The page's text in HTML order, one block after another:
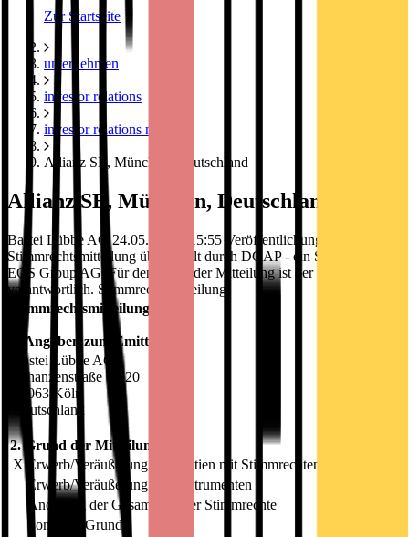
Zur Startseite
unternehmen
investor relations
investor relations news
Allianz SE, München, Deutschland
Allianz SE, München, Deutschland
Bastei Lübbe AG 24.05.2017 / 15:55 Veröffentlichung einer
Stimmrechtsmitteilung übermittelt durch DGAP - ein Service der
EQS Group AG. Für den Inhalt der Mitteilung ist der Emittent
verantwortlich. Stimmrechtsmitteilung
Stimmrechtsmitteilung
1. Angaben zum Emittenten
Bastei Lübbe AG
Schanzenstraße 6 - 20
51063 Köln
Deutschland
2. Grund der Mitteilung
X Erwerb/Veräußerung von Aktien mit Stimmrechten
Erwerb/Veräußerung von Instrumenten
Änderung der Gesamtzahl der Stimmrechte
Sonstiger Grund: